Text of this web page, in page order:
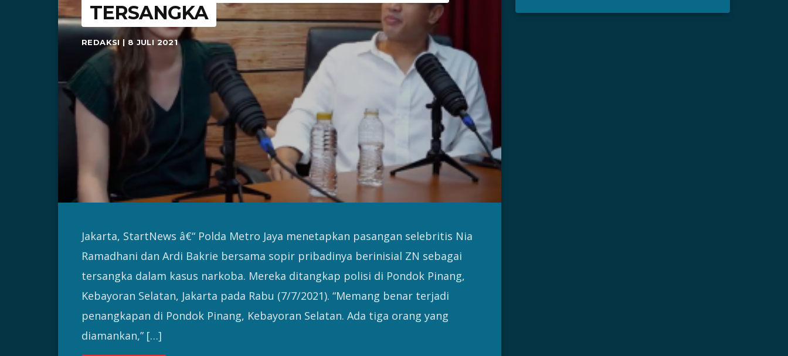
TERSANGKA
REDAKSI | 8 JULI 2021
Jakarta, StartNews â€“ Polda Metro Jaya menetapkan pasangan selebritis Nia
Ramadhani dan Ardi Bakrie bersama sopir pribadinya berinisial ZN sebagai
tersangka dalam kasus narkoba. Mereka ditangkap polisi di Pondok Pinang,
Kebayoran Selatan, Jakarta pada Rabu (7/7/2021). “Memang benar terjadi
penangkapan di Pondok Pinang, Kebayoran Selatan. Ada tiga orang yang
diamankan,” […]